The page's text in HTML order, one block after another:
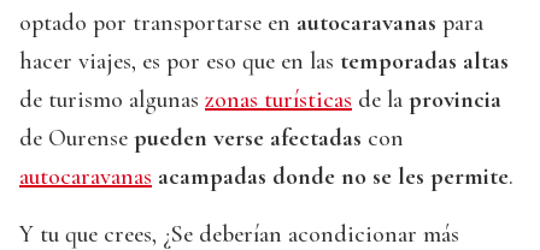
optado por transportarse en autocaravanas para
hacer viajes, es por eso que en las temporadas altas
de turismo algunas zonas turísticas de la provincia
de Ourense pueden verse afectadas con
autocaravanas acampadas donde no se les permite.
Y tu que crees, ¿Se deberían acondicionar más